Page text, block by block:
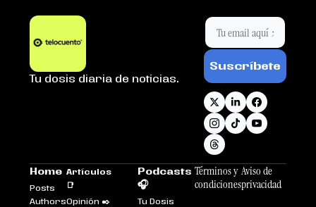
Tu dosis diaria de noticias.
Suscríbete
Home
Posts
Authors
Artículos
📑
Opinión ✒️
Podcasts
🎧
Tu Dosis
Términos y
condiciones
Aviso de
privacidad